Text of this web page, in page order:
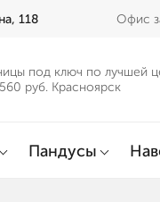
118 Офис
под ключ по лучшей
руб. Красноярск
Пандусы